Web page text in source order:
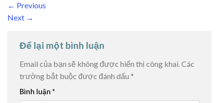
← Previous
Next →
Để lại một bình luận
Email của bạn sẽ không được hiển thị công khai.Các
trường bắt buộc được đánh dấu *
Bình luận *